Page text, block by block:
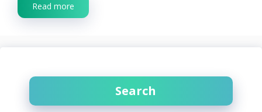
Read more
Search